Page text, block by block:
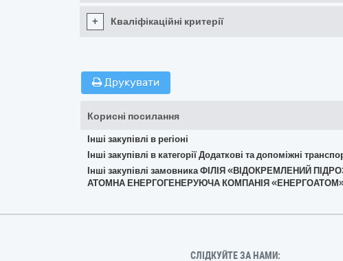
+ Кваліфікаційні критерії
Друкувати
Корисні посилання
Інші закупівлі в регіоні
Інші закупівлі в категорії Додаткові та допоміжні
Інші закупівлі замовника ФІЛІЯ «ВІДОКРЕМЛЕНИЙ
АТОМНА ЕНЕРГОГЕНЕРУЮЧА КОМПАНІЯ
СЛІДКУЙТЕ ЗА НАМИ: